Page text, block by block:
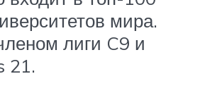
мира.
лиги C9 и
21.